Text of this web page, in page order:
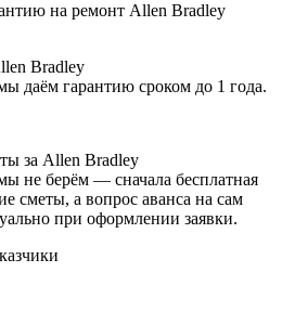
на ремонт Allen Bradley
Bradley
даём гарантию сроком до 1 года.
за Allen Bradley
не берём — сначала бесплатная
сметы, а вопрос аванса на сам
при оформлении заявки.